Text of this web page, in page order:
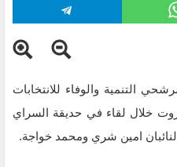
التنمية والوفاء للانتخابات
خلال لقاء في حديقة السراي
امين شري ومحمد خواجة.